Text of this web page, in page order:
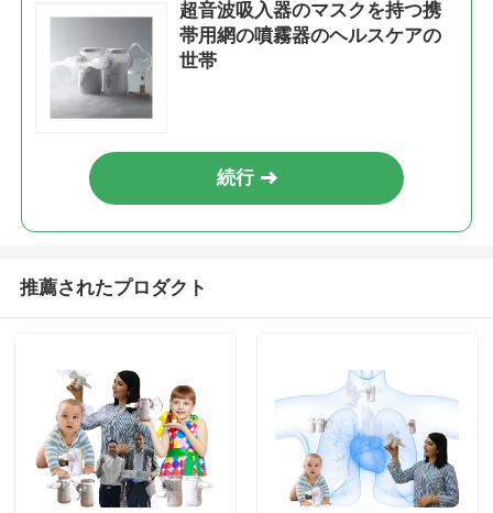
超音波吸入器のマスクを持つ携
帯用網の噴霧器のヘルスケアの
世帯
続行
推薦されたプロダクト